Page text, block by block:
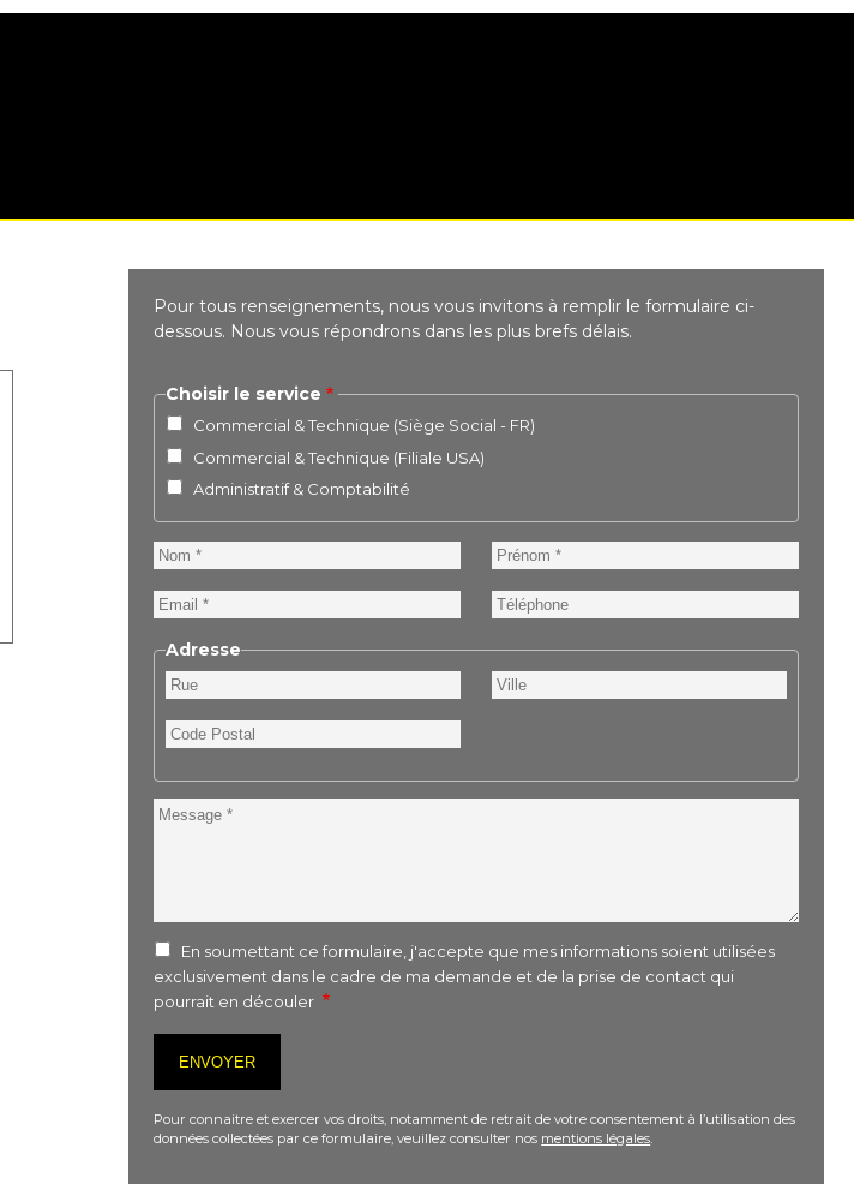
Pour tous renseignements, nous vous invitons à remplir le formulaire ci-
dessous. Nous vous répondrons dans les plus brefs délais.
Choisir le service
Commercial & Technique (Siège Social - FR)
Commercial & Technique (Filiale USA)
Administratif & Comptabilité
Nom Prénom
Email Téléphone
Adresse
Rue Ville
Code
Postal
Message
En soumettant ce formulaire, j'accepte que mes informations soient utilisées
exclusivement dans le cadre de ma demande et de la prise de contact qui
pourrait en découler
Pour connaitre et exercer vos droits, notamment de retrait de votre consentement à l’utilisation des
données collectées par ce formulaire, veuillez consulter nos mentions légales